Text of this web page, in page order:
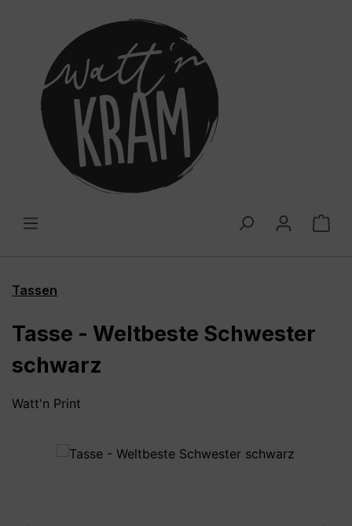
Tassen
Tasse - Weltbeste Schwester
schwarz
Watt'n Print
Bildergalerie überspringen